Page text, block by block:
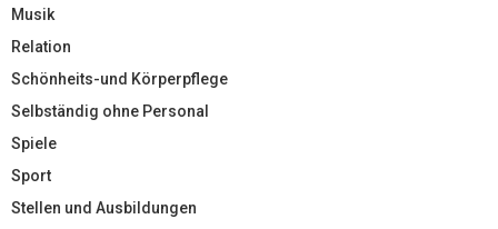
Musik
Relation
Schönheits-und Körperpflege
Selbständig ohne Personal
Spiele
Sport
Stellen und Ausbildungen